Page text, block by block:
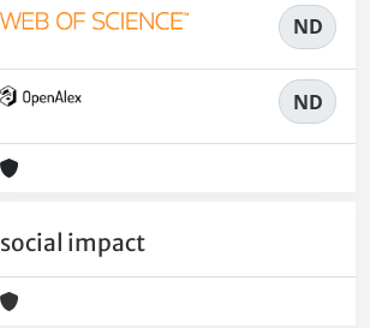
ND
ND
social impact